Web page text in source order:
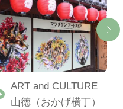
ART and CULTURE
山徳（おかげ横丁）